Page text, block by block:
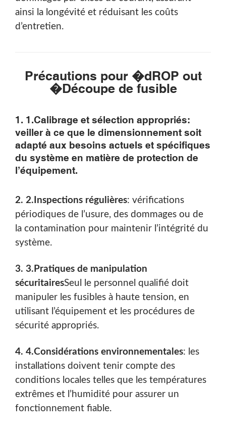
ainsi la longévité et réduisant les coûts
d’entretien.
Précautions pour �dROP out
�Découpe de fusible
1. 1.Calibrage et sélection appropriés:
veiller à ce que le dimensionnement soit
adapté aux besoins actuels et spécifiques
du système en matière de protection de
l’équipement.
2. 2. Inspections régulières: vérifications
périodiques de l’usure, des dommages ou de
la contamination pour maintenir l’intégrité du
système.
3. 3. Pratiques de manipulation
sécuritairesSeul le personnel qualifié doit
manipuler les fusibles à haute tension, en
utilisant l’équipement et les procédures de
sécurité appropriés.
4. 4.Considérations environnementales: les
installations doivent tenir compte des
conditions locales telles que les températures
extrêmes et l’humidité pour assurer un
fonctionnement fiable.
Rechercher
Rechercher